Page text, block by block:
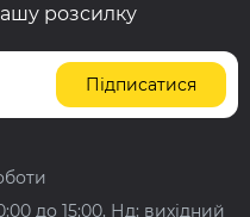
розсилку
Підписатися
до 18:00, Сб: з 10:00 до 15:00, Нд: вихідний